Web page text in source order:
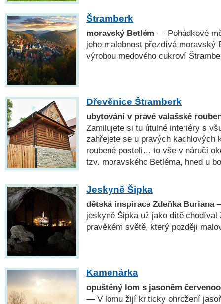
Štramberk
moravský Betlém — Pohádkové
jeho malebnost přezdívá moravský
výrobou medového cukroví
Dřevěnice Štramberk
ubytování v pravé valašské
Zamilujete si tu útulné interiéry s
zahřejete se u pravých kachlových
roubené posteli… to vše v náruči
tzv. moravského Betléma, hned u
Jeskyně Šipka
dětská inspirace Zdeňka Buriana—
jeskyně Šipka už jako dítě chodíval
pravěkém světě, který později
Kamenárka
opuštěný lom s jasoněm
— V lomu žijí kriticky ohrožení